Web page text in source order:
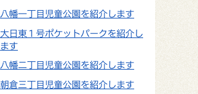
八幡一丁目児童公園を紹介します
大日東１号ポケットパークを紹介し
ます
八幡二丁目児童公園を紹介します
朝倉三丁目児童公園を紹介します